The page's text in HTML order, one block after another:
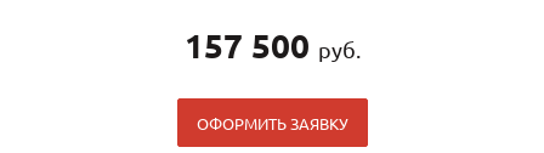
157 500 руб.
ОФОРМИТЬ ЗАЯВКУ